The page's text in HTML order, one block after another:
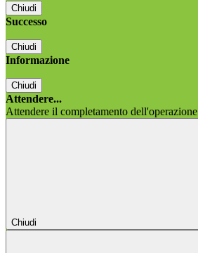
Chiudi
Successo
Chiudi
Informazione
Chiudi
Attendere...
Attendere il completamento
Chiudi